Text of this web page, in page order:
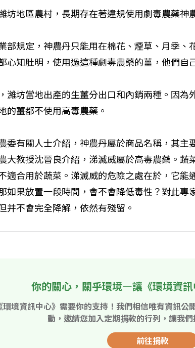
坊地區農村，長期存在著違規使用劇毒農藥神
部規定，神農丹只能用在棉花、煙草、月季、
心知肚明，使用過這種劇毒農藥的薑，他們自
濰坊當地出產的生薑分出口和內銷兩種。因為
的薑都不使用高毒農藥。
委有關人士介紹，神農丹屬於商品名稱，其主
大教授沈晉良介紹，涕滅威屬於高毒農藥。蔬
適合用於蔬菜。涕滅威的危險之處在於，它能
如果放置一段時間，會不會降低毒性？對此專
并不會完全降解，依然有殘留。
你的關心，關乎環境—讓《環境資
環境資訊中心》需要你的支持！我們相信唯有資訊
動，邀請您加入定期捐款的行列，讓我
前往捐款